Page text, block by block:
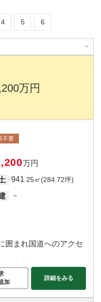
4 5 6
万円
不要
万円
941 .25㎡(284.72坪)
－
囲まれ国道へのアクセ
加
詳細をみる